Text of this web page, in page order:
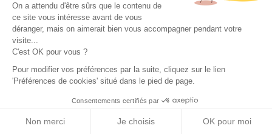
On a attendu d'être sûrs que le contenu de
ce site vous intéresse avant de vous
déranger, mais on aimerait bien vous accompagner pendant votre
visite...
C'est OK pour vous ?
Pour modifier vos préférences par la suite, cliquez sur le lien
'Préférences de cookies' situé dans le pied de page.
Consentements certifiés par
Non merci Je choisis OK pour moi
S'inscrire
Nos architectes
Nos guides
Nos avis